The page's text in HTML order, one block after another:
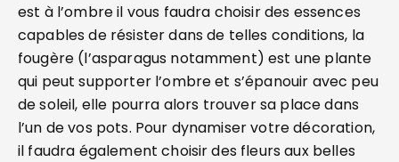
est à l’ombre il vous faudra choisir des essences
capables de résister dans de telles conditions, la
fougère (l’asparagus notamment) est une plante
qui peut supporter l’ombre et s’épanouir avec peu
de soleil, elle pourra alors trouver sa place dans
l’un de vos pots. Pour dynamiser votre décoration,
il faudra également choisir des fleurs aux belles